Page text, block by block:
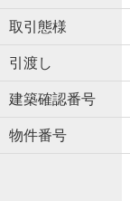
取引態様
引渡し
建築確認番号
物件番号